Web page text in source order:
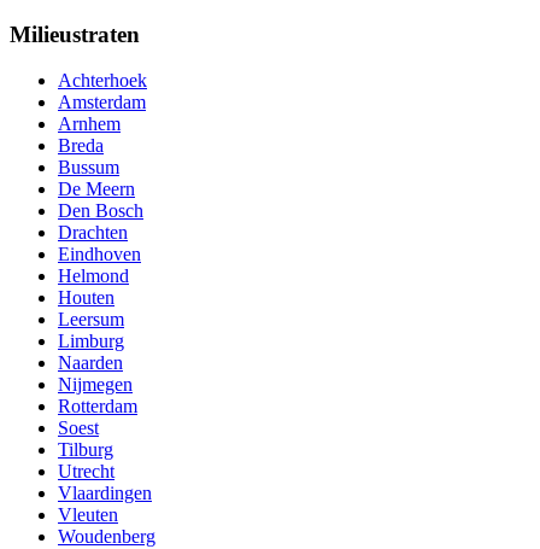
Milieustraten
Achterhoek
Amsterdam
Arnhem
Breda
Bussum
De Meern
Den Bosch
Drachten
Eindhoven
Helmond
Houten
Leersum
Limburg
Naarden
Nijmegen
Rotterdam
Soest
Tilburg
Utrecht
Vlaardingen
Vleuten
Woudenberg